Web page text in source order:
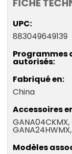
FICHE
UPC
883049649139
Programmes
autorisés
Fabriqué en
China
Accessoires
GANA04CKMX,
Modèles